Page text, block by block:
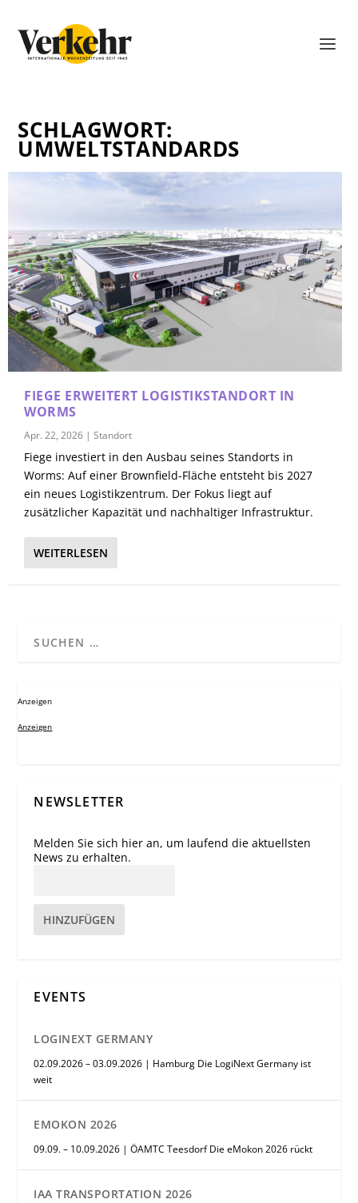
SCHLAGWORT:
UMWELTSTANDARDS
FIEGE ERWEITERT LOGISTIKSTANDORT IN
WORMS
Apr. 22, 2026 |Standort
Fiege investiert in den Ausbau seines Standorts in
Worms: Auf einer Brownfield-Fläche entsteht bis 2027
ein neues Logistikzentrum. Der Fokus liegt auf
zusätzlicher Kapazität und nachhaltiger Infrastruktur.
WEITERLESEN
Anzeigen
Anzeigen
NEWSLETTER
Melden Sie sich hier an, um laufend die aktuellsten
News zu erhalten.
HINZUFÜGEN
EVENTS
LOGINEXT GERMANY
02.09.2026 – 03.09.2026 | Hamburg Die LogiNext Germany ist
weit
EMOKON 2026
09.09. – 10.09.2026 | ÖAMTC Teesdorf Die eMokon 2026 rückt
IAA TRANSPORTATION 2026